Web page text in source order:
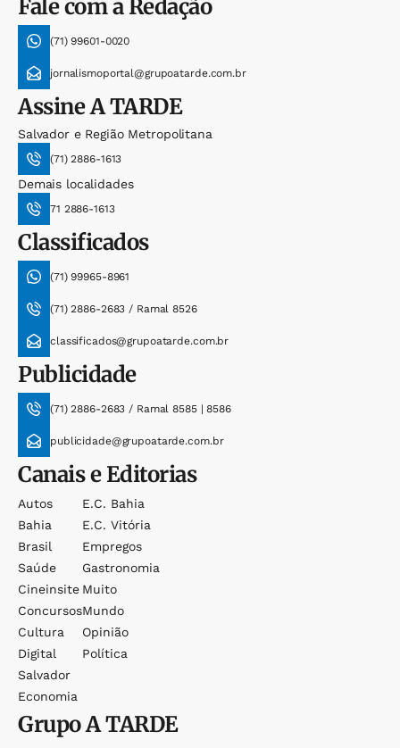
Fale com a Redação
(71) 99601-0020
jornalismoportal@grupoatarde.com.br
AssineA TARDE
Salvador e Região Metropolitana
(71) 2886-1613
Demais localidades
71 2886-1613
Classificados
(71) 99965-8961
(71) 2886-2683 / Ramal 8526
classificados@grupoatarde.com.br
Publicidade
(71) 2886-2683 / Ramal 8585 | 8586
publicidade@grupoatarde.com.br
Canais e Editorias
Autos
Bahia
Brasil
Saúde
Cineinsite
Concursos
Cultura
Digital
Salvador
Economia
E.c. Bahia
E.c. Vitória
Empregos
Gastronomia
Muito
Mundo
Opinião
Política
GrupoA TARDE